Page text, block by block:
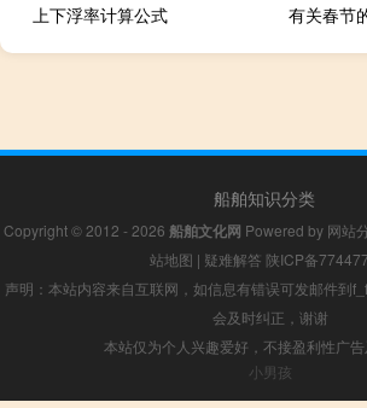
上下浮率计算公式
有关春节
船舶知识分类
Copyright © 2012 - 2026 船舶文化网 Powered by 网站
站地图 | 疑难解答 陕ICP备
声明：本站内容来自互联网，如信息有错误可发邮件到
会及时纠正，谢谢
本站仅为个人兴趣爱好，不接盈利性广
小男孩